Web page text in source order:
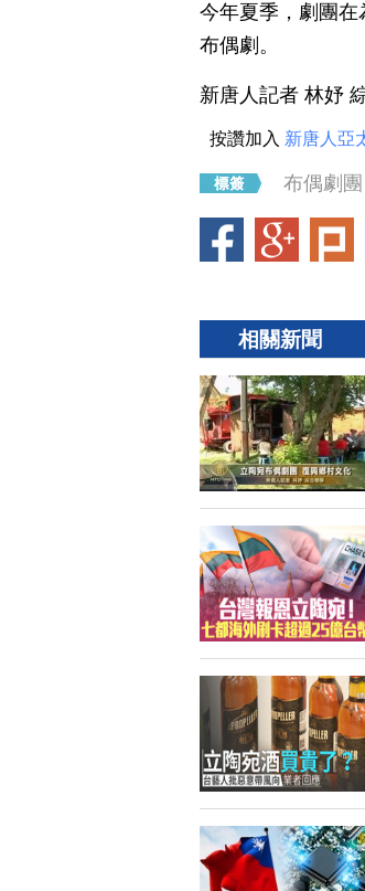
今年夏季，劇團
布偶劇。
新唐人記者 林妤
按讚加入 新唐人亞
布偶劇團
相關新聞